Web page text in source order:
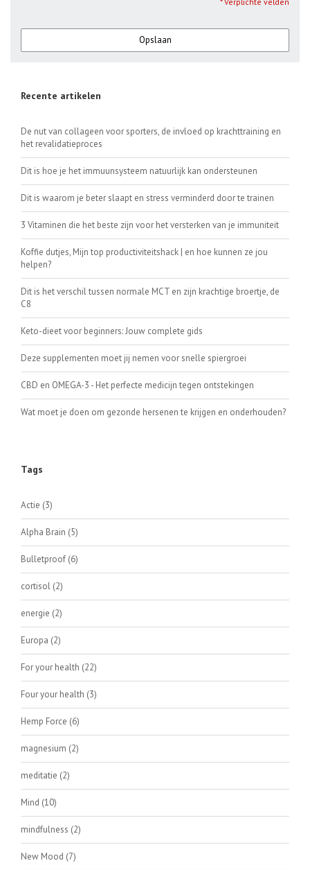
Opslaan
Recente artikelen
De nut van collageen voor sporters, de invloed op krachttraining en
het revalidatieproces
Dit is hoe je het immuunsysteem natuurlijk kan ondersteunen
Dit is waarom je beter slaapt en stress verminderd door te trainen
3 Vitaminen die het beste zijn voor het versterken van je immuniteit
Koffie dutjes, Mijn top productiviteitshack | en hoe kunnen ze jou
helpen?
Dit is het verschil tussen normale MCT en zijn krachtige broertje, de
C8
Keto-dieet voor beginners: Jouw complete gids
Deze supplementen moet jij nemen voor snelle spiergroei
CBD en OMEGA-3 - Het perfecte medicijn tegen ontstekingen
Wat moet je doen om gezonde hersenen te krijgen en onderhouden?
Tags
Actie (3)
Alpha Brain (5)
Bulletproof (6)
cortisol (2)
energie (2)
Europa (2)
For your health (22)
Four your health (3)
Hemp Force (6)
magnesium (2)
meditatie (2)
Mind (10)
mindfulness (2)
New Mood (7)